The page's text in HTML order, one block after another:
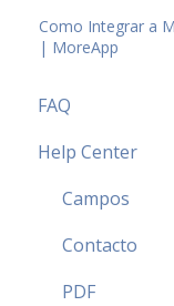
Como Integrar a
| MoreApp
FAQ
Planos e
Parceiros FAQ
Help Center
Campos
Contacto
PDF